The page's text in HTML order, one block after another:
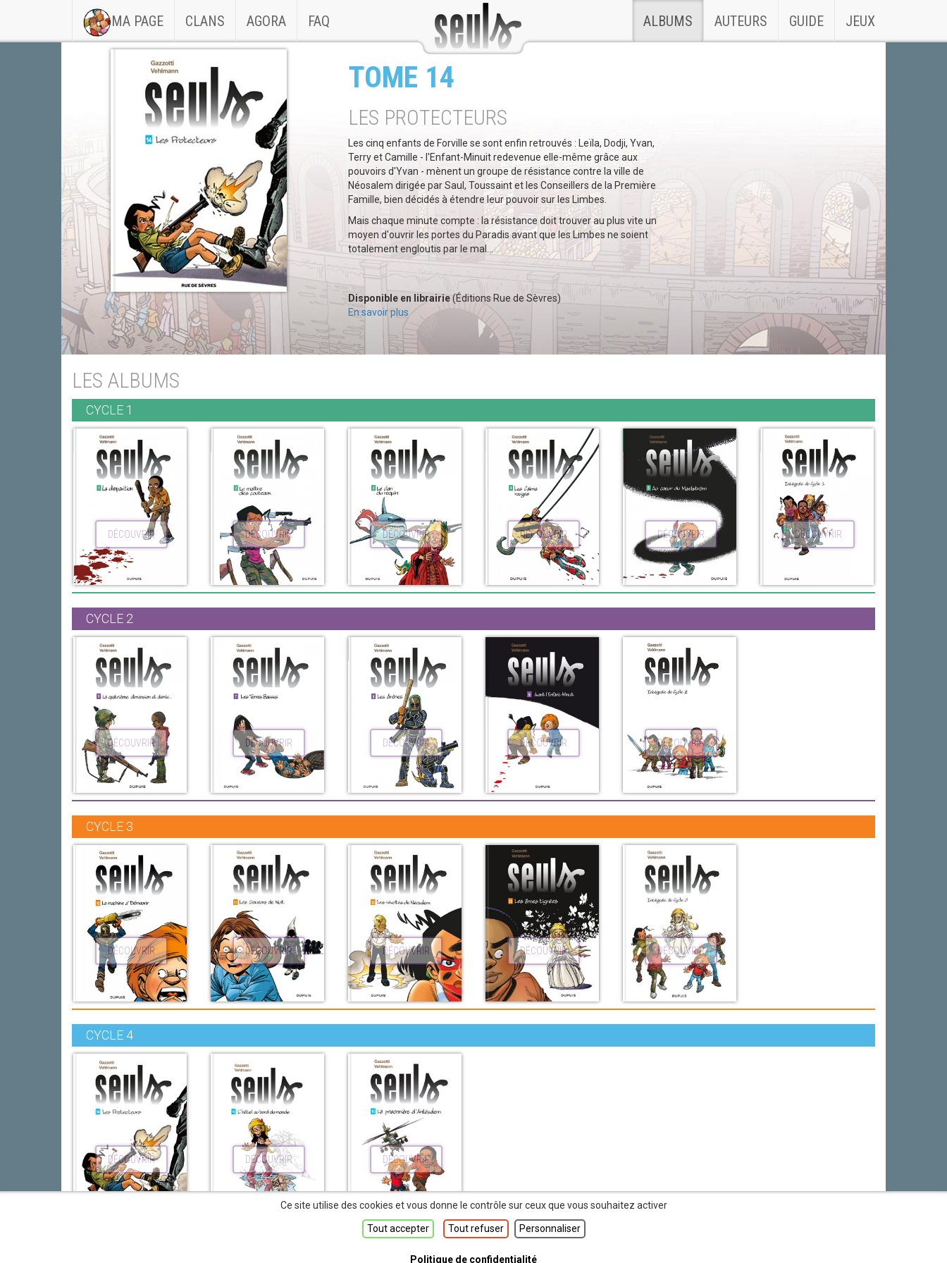
MA PAGE CLANS (CURRENT)
AGORA FAQ ALBUMS AUTEURS GUIDE JEUX
TOME 14
LES PROTECTEURS
Les cinq enfants de Forville se sont enfin retrouvés : Leïla, Dodji, Yvan,
Terry et Camille - l'Enfant-Minuit redevenue elle-même grâce aux
pouvoirs d'Yvan - mènent un groupe de résistance contre la ville de
Néosalem dirigée par Saul, Toussaint et les Conseillers de la Première
Famille, bien décidés à étendre leur pouvoir sur les Limbes.
Mais chaque minute compte : la résistance doit trouver au plus vite un
moyen d'ouvrir les portes du Paradis avant que les Limbes ne soient
totalement engloutis par le mal...
Disponible en librairie(Éditions Rue de Sèvres)
En savoir plus
LES ALBUMS
CYCLE 1
DÉCOUVRIR DÉCOUVRIR DÉCOUVRIR DÉCOUVRIR DÉCOUVRIR DÉCOUVRIR
CYCLE 2
DÉCOUVRIR DÉCOUVRIR DÉCOUVRIR DÉCOUVRIR DÉCOUVRIR
CYCLE 3
DÉCOUVRIR DÉCOUVRIR DÉCOUVRIR DÉCOUVRIR DÉCOUVRIR
CYCLE 4
DÉCOUVRIR DÉCOUVRIR DÉCOUVRIR
Seuls par Gazzotti et Vehlmann — © Dupuis , 2026. —
Ce site utilise des cookies et vous donne le contrôle sur ceux que vous souhaitez activer
Tout accepter Tout refuser Personnaliser
Politique de confidentialité